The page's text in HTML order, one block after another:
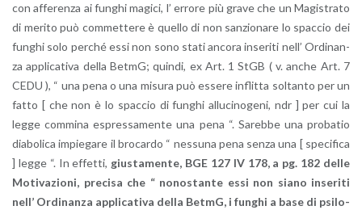
con af­fe­ren­za ai fun­ghi ma­gi­ci, l’ er­ro­re più grave che un Ma­gi­stra­to
di me­ri­to può com­met­te­re è quel­lo di non san­zio­na­re lo spac­cio dei
fun­ghi solo per­ché essi non sono stati an­co­ra in­se­ri­ti nell’ Or­di­nan­
za ap­pli­ca­ti­va della BetmG; quin­di, ex Art. 1 StGB ( v. anche Art. 7
CEDU ), “ una pena o una mi­su­ra può es­se­re in­flit­ta sol­tan­to per un
fatto [ che non è lo spac­cio di fun­ghi al­lu­ci­no­ge­ni, ndr ] per cui la
legge com­mi­na espres­sa­men­te una pena “. Sa­reb­be una pro­ba­tio
dia­bo­li­ca im­pie­ga­re il bro­car­do “ nes­su­na pena senza una [ spe­ci­fi­ca
] legge “. In ef­fet­ti, giu­sta­men­te, BGE 127 IV 178, a pg. 182 delle
Mo­ti­va­zio­ni, pre­ci­sa che “ no­no­stan­te essi non siano in­se­ri­ti
nell’ Or­di­nan­za ap­pli­ca­ti­va della BetmG, i fun­ghi a base di psi­lo­